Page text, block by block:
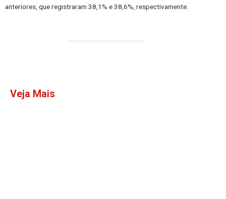
anteriores, que registraram 38,1% e 38,6%, respectivamente.
Veja Mais